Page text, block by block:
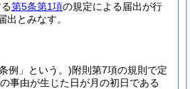
第5条第1項の規定による届出が行
出とみなす。
例」という。)附則第7項の規則で定
事由が生じた日が月の初日である